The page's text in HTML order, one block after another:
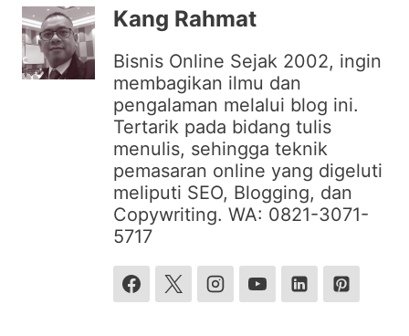
Kang Rahmat
Bisnis Online Sejak 2002, ingin
membagikan ilmu dan
pengalaman melalui blog ini.
Tertarik pada bidang tulis
menulis, sehingga teknik
pemasaran online yang digeluti
meliputi SEO, Blogging, dan
Copywriting. WA: 0821-3071-
5717